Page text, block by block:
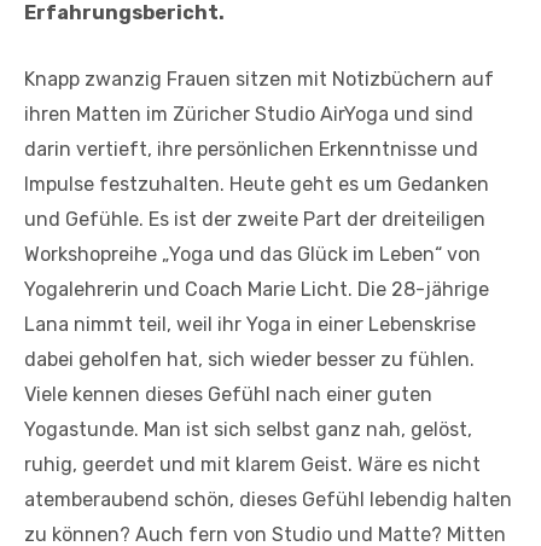
Erfahrungsbericht.
Knapp zwanzig Frauen sitzen mit Notizbüchern auf
ihren Matten im Züricher Studio AirYoga und sind
darin vertieft, ihre persönlichen Erkenntnisse und
Impulse festzuhalten. Heute geht es um Gedanken
und Gefühle. Es ist der zweite Part der dreiteiligen
Workshopreihe „Yoga und das Glück im Leben“ von
Yogalehrerin und Coach Marie Licht. Die 28-jährige
Lana nimmt teil, weil ihr Yoga in einer Lebenskrise
dabei geholfen hat, sich wieder besser zu fühlen.
Viele kennen dieses Gefühl nach einer guten
Yogastunde. Man ist sich selbst ganz nah, gelöst,
ruhig, geerdet und mit klarem Geist. Wäre es nicht
atemberaubend schön, dieses Gefühl lebendig halten
zu können? Auch fern von Studio und Matte? Mitten